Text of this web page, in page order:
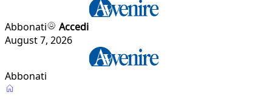
Abbonati
Accedi
August 7, 2026
Abbonati